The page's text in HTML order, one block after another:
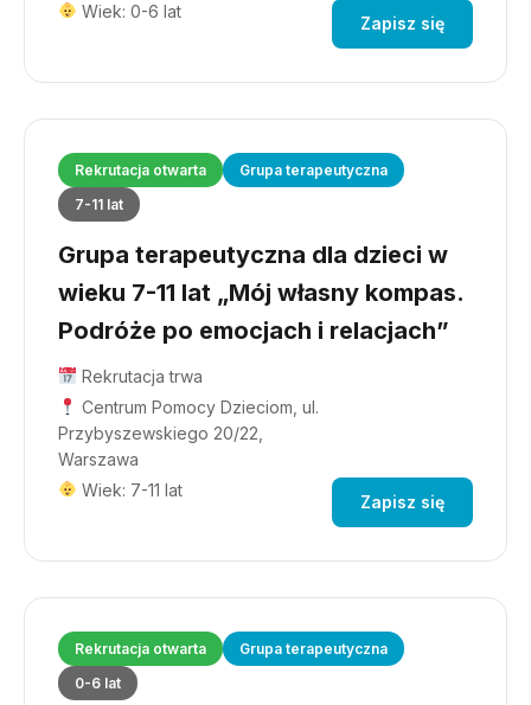
Wiek: 0-6 lat
Zapisz się
Rekrutacja otwarta
Grupa terapeutyczna
7-11 lat
Grupa terapeutyczna dla dzieci w
wieku 7-11 lat „Mój własny kompas.
Podróże po emocjach i relacjach”
Rekrutacja trwa
Centrum Pomocy Dzieciom, ul.
Przybyszewskiego 20/22,
Warszawa
Wiek: 7-11 lat
Zapisz się
Rekrutacja otwarta
Grupa terapeutyczna
0-6 lat